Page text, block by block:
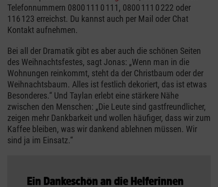
Telefonnummern 0800 111 0 111, 0800 111 0 222 oder
116 123 erreichst. Du kannst auch per Mail oder Chat
Kontakt aufnehmen.
Bei all der Dramatik gibt es aber auch die schönen Seiten
des Weihnachtsfestes, sagt Jonas: „Wenn man in die
Wohnungen reinkommt, steht da der Christbaum oder der
Weihnachtsbaum. Alles ist festlich dekoriert, das ist etwas
Besonderes.“ Und Taylan erlebt eine stärkere Nähe
zwischen den Menschen: „Die Leute sind gastfreundlicher,
zeigen mehr Dankbarkeit und wollen häufiger, dass wir zum
Kaffee bleiben, was wir dankend ablehnen müssen. Wir
sind ja im Einsatz.“
Ein Dankeschön an die Helferinnen